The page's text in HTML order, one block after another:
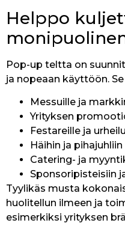
Helppo
Pop-up teltta on
ja nopeaan käyttöön.
Messuille ja
Yrityksen
Festareille ja
Häihin ja pihajuhliin
Catering- ja
Sponsoripisteisiin
Tyylikäs musta
huolitellun ilmeen ja
esimerkiksi yrityksen